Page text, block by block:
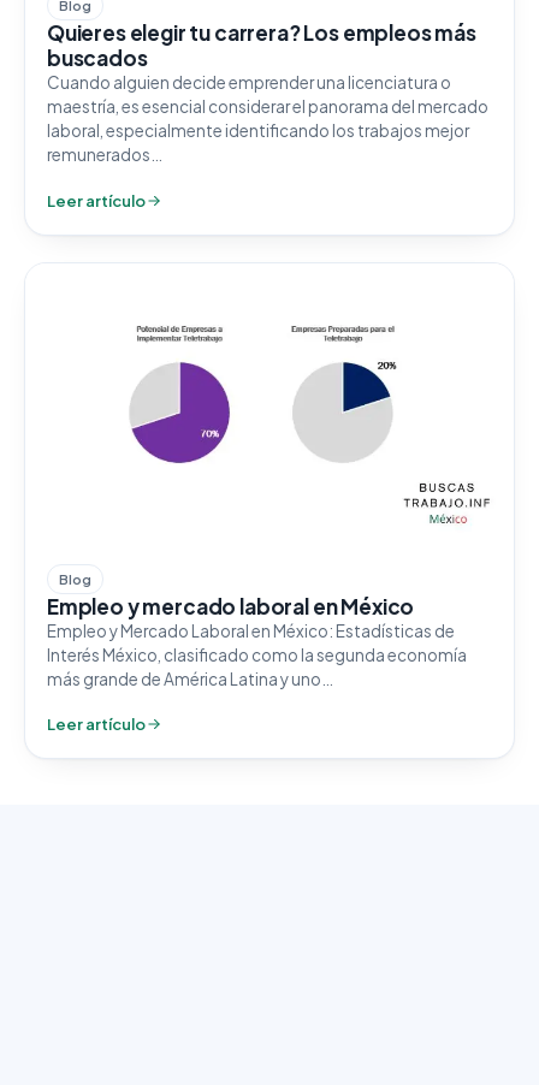
Blog
Quieres elegir tu carrera? Los empleos más
buscados
Cuando alguien decide emprender una licenciatura o
maestría, es esencial considerar el panorama del mercado
laboral, especialmente identificando los trabajos mejor
remunerados…
Leer artículo
Blog
Empleo y mercado laboral en México
Empleo y Mercado Laboral en México: Estadísticas de
Interés México, clasificado como la segunda economía
más grande de América Latina y uno…
Leer artículo